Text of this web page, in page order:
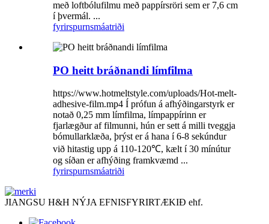
með loftbólufilmu með pappírsröri sem er 7,6 cm
í þvermál. ...
fyrirspurnsmáatriði
PO heitt bráðnandi límfilma
https://www.hotmeltstyle.com/uploads/Hot-melt-
adhesive-film.mp4 Í prófun á afhýðingarstyrk er
notað 0,25 mm límfilma, límpappírinn er
fjarlægður af filmunni, hún er sett á milli tveggja
bómullarklæða, þrýst er á hana í 6-8 sekúndur
við hitastig upp á 110-120℃, kælt í 30 mínútur
og síðan er afhýðing framkvæmd ...
fyrirspurnsmáatriði
JIANGSU H&H NÝJA EFNISFYRIRTÆKIÐ ehf.